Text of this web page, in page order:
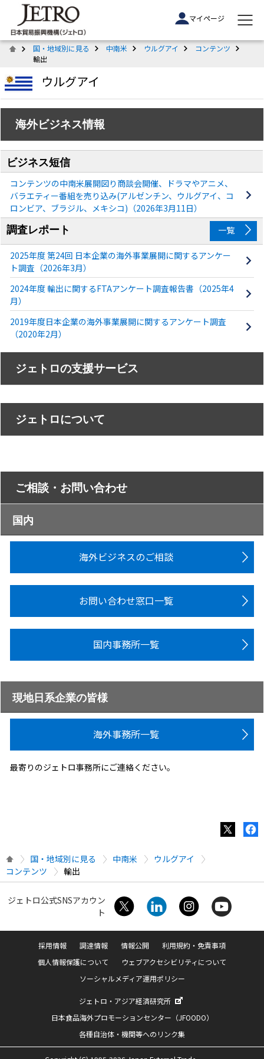
マイページ
国・地域別に見る 中南米 ウルグアイ
コンテンツ
輸出
ウルグアイ
海外ビジネス情報
ビジネス短信
コンテンツの中南米展開図り商談会開催、ドラマやアニメ、
バラエティー番組を売り込み(アルゼンチン、ウルグアイ、コ
ロンビア、ブラジル、メキシコ)（2026年3月11日）
調査レポート
一覧
2025年度 第24回 日本企業の海外事業展開に関するアンケー
ト調査（2026年3月）
2024年度 輸出に関するFTAアンケート調査報告書（2025年4
月）
2019年度日本企業の海外事業展開に関するアンケート調査
（2020年2月）
ジェトロの支援サービス
ジェトロについて
ご相談・お問い合わせ
国内
海外ビジネスのご相談
お問い合わせ窓口一覧
国内事務所一覧
現地日系企業の皆様
海外事務所一覧
最寄りのジェトロ事務所にご連絡ください。
国・地域別に見る 中南米
ウルグアイ
コンテンツ
輸出
ジェトロ公式SNSアカウン
ト
採用情報 調達情報 情報公開
利用規約・免責事項
個人情報保護について
ウェブアクセシビリティについて
ソーシャルメディア運用ポリシー
ジェトロ・アジア経済研究所
日本食品海外プロモーションセンター（JFOODO）
各種自治体・機関等へのリンク集